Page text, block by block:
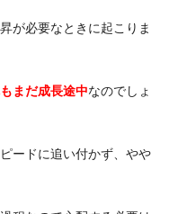
が必要なときに起こりま
まだ成長途中なのでしょ
ードに追い付かず、やや